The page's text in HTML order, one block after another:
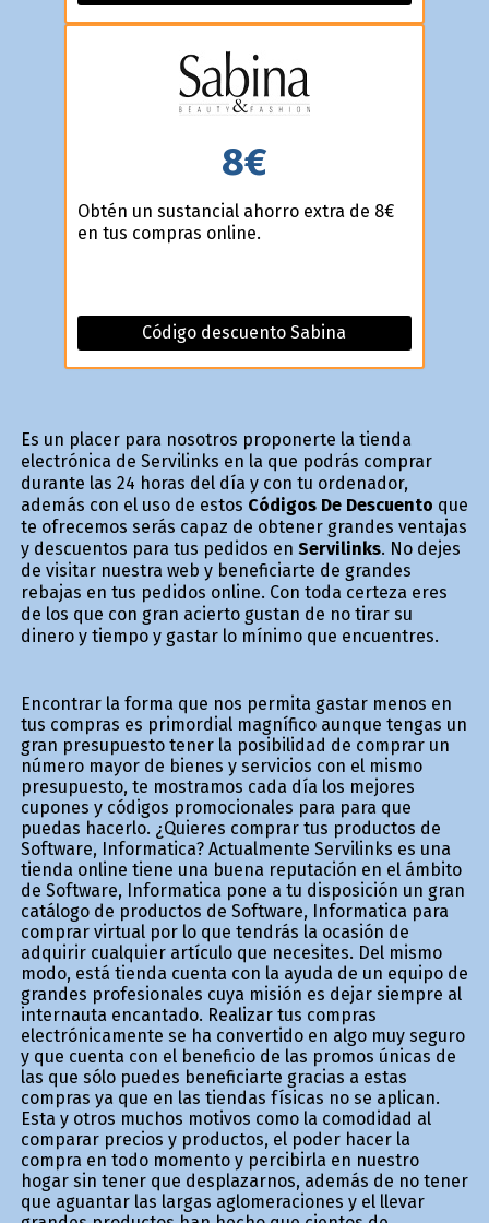
8€
Obtén un sustancial ahorro extra de 8€
en tus compras online.
Código descuento Sabina
Es un placer para nosotros proponerte la tienda
electrónica de Servilinks en la que podrás comprar
durante las 24 horas del día y con tu ordenador,
además con el uso de estos Códigos De Descuento que
te ofrecemos serás capaz de obtener grandes ventajas
y descuentos para tus pedidos en Servilinks. No dejes
de visitar nuestra web y beneficiarte de grandes
rebajas en tus pedidos online. Con toda certeza eres
de los que con gran acierto gustan de no tirar su
dinero y tiempo y gastar lo mínimo que encuentres.
Encontrar la forma que nos permita gastar menos en
tus compras es primordial magnífico aunque tengas un
gran presupuesto tener la posibilidad de comprar un
número mayor de bienes y servicios con el mismo
presupuesto, te mostramos cada día los mejores
cupones y códigos promocionales para para que
puedas hacerlo. ¿Quieres comprar tus productos de
Software, Informatica? Actualmente Servilinks es una
tienda online tiene una buena reputación en el ámbito
de Software, Informatica pone a tu disposición un gran
catálogo de productos de Software, Informatica para
comprar virtual por lo que tendrás la ocasión de
adquirir cualquier artículo que necesites. Del mismo
modo, está tienda cuenta con la ayuda de un equipo de
grandes profesionales cuya misión es dejar siempre al
internauta encantado. Realizar tus compras
electrónicamente se ha convertido en algo muy seguro
y que cuenta con el beneficio de las promos únicas de
las que sólo puedes beneficiarte gracias a estas
compras ya que en las tiendas físicas no se aplican.
Esta y otros muchos motivos como la comodidad al
comparar precios y productos, el poder hacer la
compra en todo momento y percibirla en nuestro
hogar sin tener que desplazarnos, además de no tener
que aguantar las largas aglomeraciones y el llevar